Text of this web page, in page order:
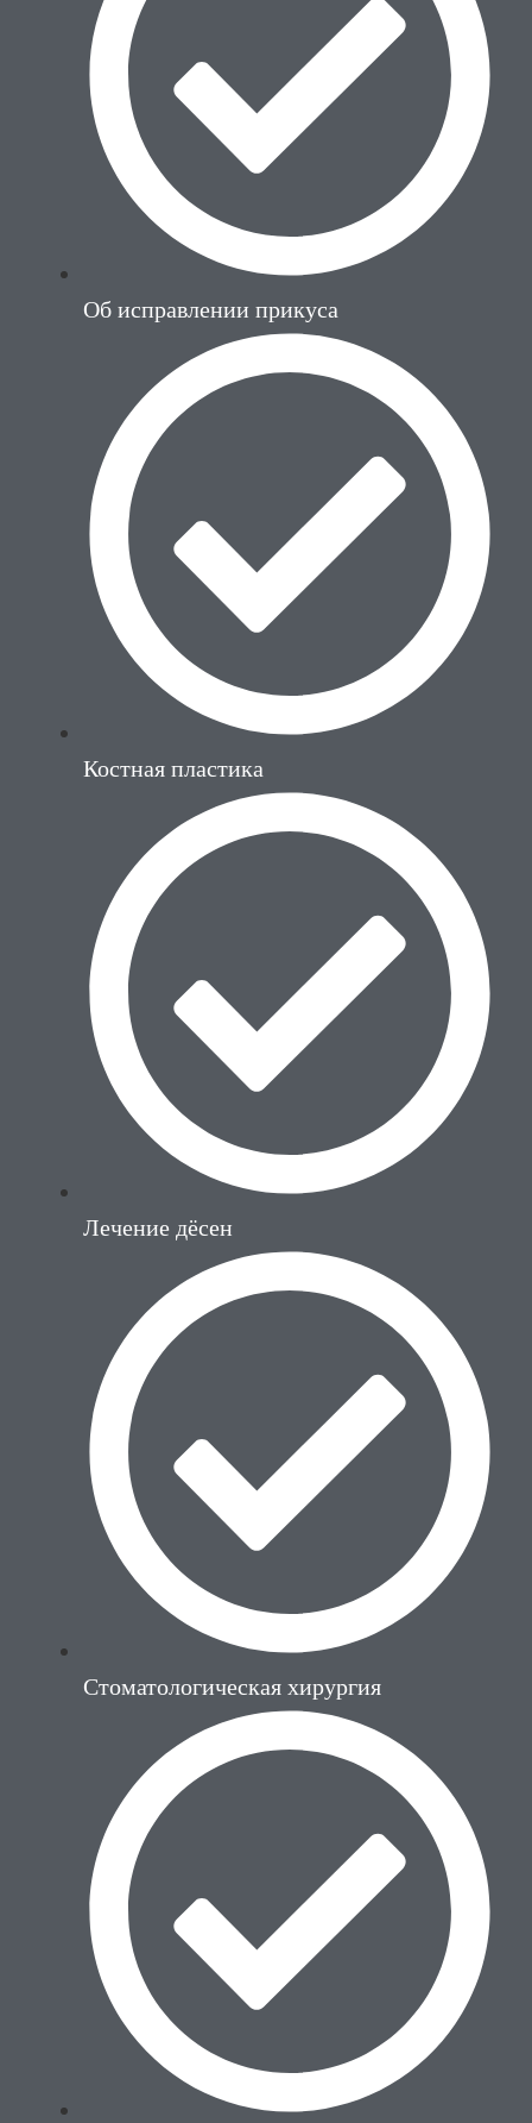
Об исправлении прикуса
Костная пластика
Лечение дёсен
Стоматологическая хирургия